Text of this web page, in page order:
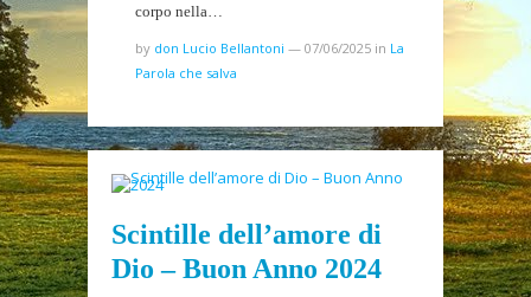
corpo nella…
by don Lucio Bellantoni — 07/06/2025 in La
Parola che salva
Scintille dell’amore di
Dio – Buon Anno 2024